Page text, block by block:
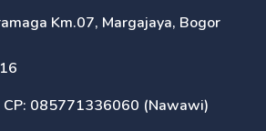
Km.07, Margajaya, Bogor
085771336060 (Nawawi)